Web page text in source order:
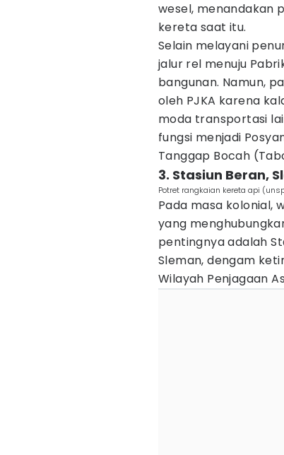
wesel, menandakan
kereta saat itu.
Selain melayani
jalur rel menuju
bangunan. Namun,
oleh PJKA karena
moda transportasi
fungsi menjadi
Tanggap Bocah
3. Stasiun Beran,
Potret rangkaian kereta api
Pada masa kolonial,
yang
pentingnya adalah
Sleman, dengam
Wilayah Penjagaan